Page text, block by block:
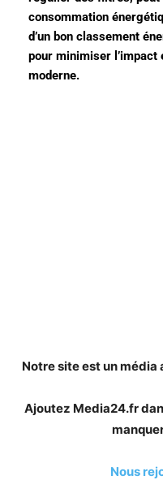
consommation
d’un bon classement
pour minimiser l’impact
moderne.
Notre site est un
Ajoutez Media24.fr
Nous